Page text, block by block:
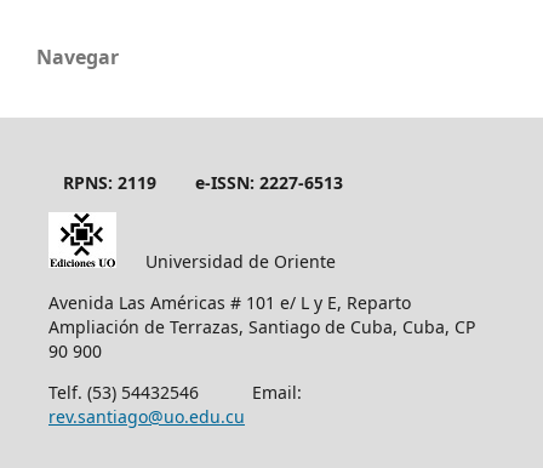
Navegar
RPNS: 2119 e-ISSN: 2227-6513
Universidad de Oriente
Avenida Las Américas # 101 e/ L y E, Reparto
Ampliación de Terrazas, Santiago de Cuba, Cuba, CP
90 900
Telf. (53) 54432546 Email:
rev.santiago@uo.edu.cu